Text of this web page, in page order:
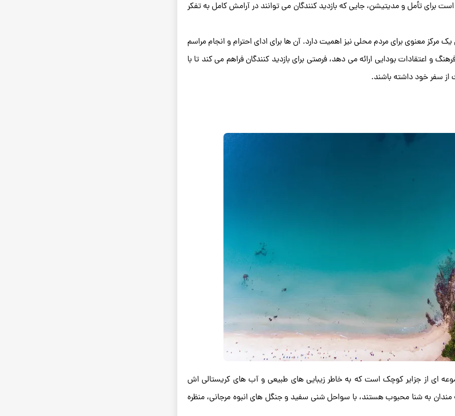
برای تأمل و مدیتیشن، جایی که بازدید کنندگان می ‌توانند در آرامش کامل به تفکر
معنوی برای مردم محلی نیز اهمیت دارد. آن ‌ها برای ادای احترام و انجام مراسم
و اعتقادات بودایی ارائه می ‌دهد، فرصتی برای بازدید کنندگان فراهم می‌ کند تا با
از سفر خود داشته باشند.
‌ای از جزایر کوچک است که به خاطر زیبایی‌ های طبیعی و آب ‌های کریستالی ‌اش
مندان به شنا محبوب هستند، با سواحل شنی سفید و جنگل ‌های انبوه مرجانی، منظره‌